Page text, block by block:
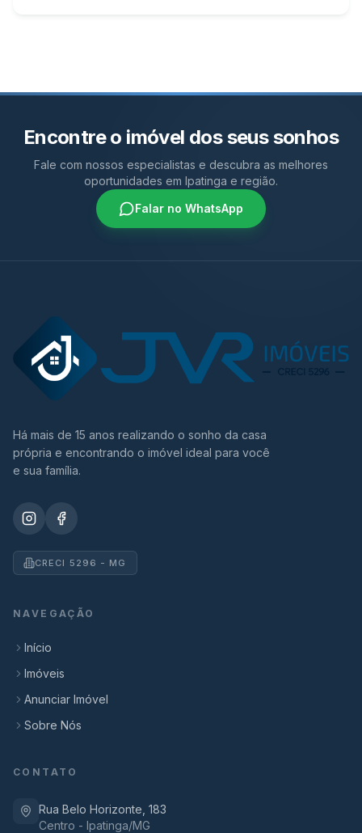
Encontre o imóvel dos seus sonhos
Fale com nossos especialistas e descubra as melhores
oportunidades em Ipatinga e região.
Falar no WhatsApp
Há mais de 15 anos realizando o sonho da casa
própria e encontrando o imóvel ideal para você
e sua família.
CRECI 5296 - MG
NAVEGAÇÃO
Início
Imóveis
Anunciar Imóvel
Sobre Nós
CONTATO
Rua Belo Horizonte, 183
Centro - Ipatinga/MG